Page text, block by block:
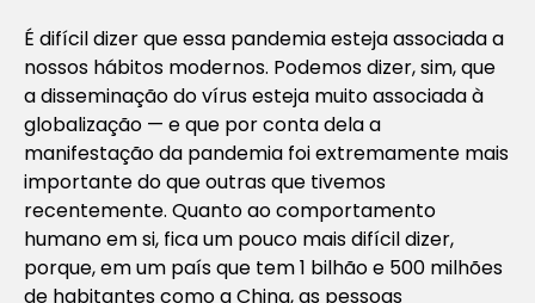
É difícil dizer que essa pandemia esteja associada a
nossos hábitos modernos. Podemos dizer, sim, que
a disseminação do vírus esteja muito associada à
globalização — e que por conta dela a
manifestação da pandemia foi extremamente mais
importante do que outras que tivemos
recentemente. Quanto ao comportamento
humano em si, fica um pouco mais difícil dizer,
porque, em um país que tem 1 bilhão e 500 milhões
de habitantes como a China, as pessoas